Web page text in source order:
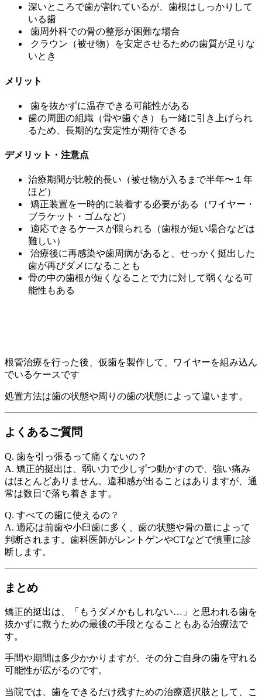
深いところで歯が割れているが、歯根はしっかりして
いる歯
歯周外科での骨の整形が困難な場合
クラウン（被せ物）を安定させるための歯質が足りな
いとき
メリット
歯を抜かずに温存できる可能性がある
歯の周囲の組織（骨や歯ぐき）も一緒に引き上げられ
るため、長期的な安定性が期待できる
デメリット・注意点
治療期間が比較的長い（被せ物が入るまで半年〜１年
ほど）
矯正装置を一時的に装着する必要がある（ワイヤー・
ブラケット・ゴムなど）
適応できるケースが限られる（歯根が短い場合などは
難しい）
治療後に再感染や歯周病があると、せっかく挺出した
歯が再びダメになることも
骨の中の歯根が短くなることで力に対して弱くなる可
能性もある
根管治療を行った後、仮歯を製作して、ワイヤーを組み込ん
でいるケースです
処置方法は歯の状態や周りの歯の状態によって違います。
よくあるご質問
Q. 歯を引っ張るって痛くないの？
A. 矯正的挺出は、弱い力で少しずつ動かすので、強い痛み
はほとんどありません。違和感が出ることはありますが、通
常は数日で落ち着きます。
Q. すべての歯に使えるの？
A. 適応は前歯や小臼歯に多く、歯の状態や骨の量によって
判断されます。歯科医師がレントゲンやCTなどで慎重に診
断します。
まとめ
矯正的挺出は、「もうダメかもしれない…」と思われる歯を
抜かずに救うための最後の手段となることもある治療法で
す。
手間や期間は多少かかりますが、その分ご自身の歯を守れる
可能性が広がるのです。
当院では、歯をできるだけ残すための治療選択肢として、こ